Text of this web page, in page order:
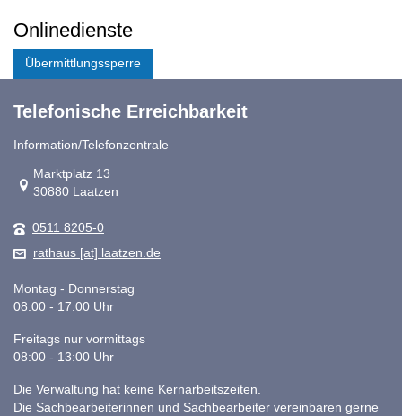
Onlinedienste
Übermittlungssperre
Telefonische Erreichbarkeit
Information/Telefonzentrale
Link zur Google-Maps Navigation
Marktplatz 13
30880 Laatzen
0511 8205-0
rathaus [at] laatzen.de
Montag - Donnerstag
08:00 - 17:00 Uhr
Freitags nur vormittags
08:00 - 13:00 Uhr
Die Verwaltung hat keine Kernarbeitszeiten.
Die Sachbearbeiterinnen und Sachbearbeiter vereinbaren gerne